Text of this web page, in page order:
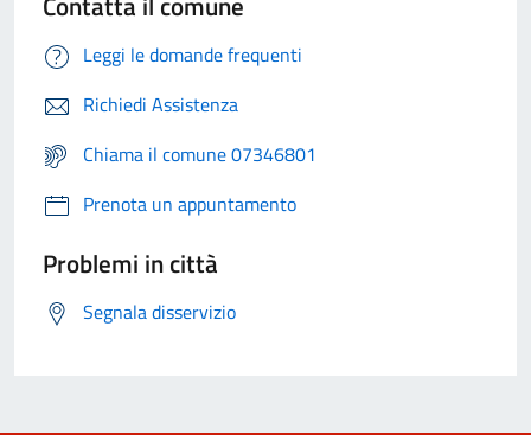
Leggi le domande frequenti
Richiedi Assistenza
Chiama il comune 07346801
Prenota un appuntamento
Problemi in città
Segnala disservizio